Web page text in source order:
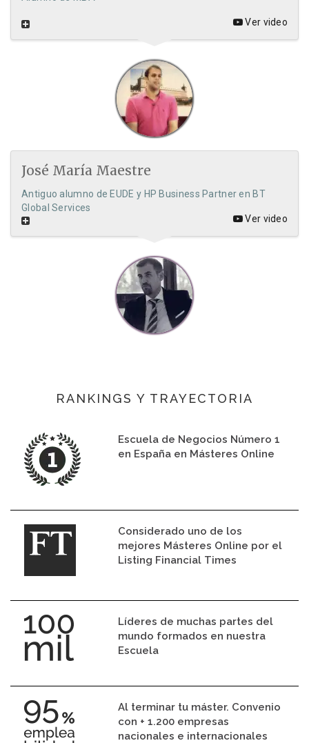
Ver video
José María Maestre
Antiguo alumno de EUDE y HP Business Partner en BT
Global Services
Ver video
RANKINGS Y TRAYECTORIA
Escuela de Negocios Número 1
en España en Másteres Online
Considerado uno de los
mejores Másteres Online por el
Listing Financial Times
Líderes de muchas partes del
mundo formados en nuestra
Escuela
Al terminar tu máster. Convenio
con + 1.200 empresas
nacionales e internacionales